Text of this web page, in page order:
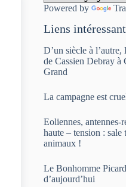
Powered by
Liens
D’un siècle à l’autre,
de Cassien Debray
Grand
La campagne est
Eoliennes, antennes-
haute – tension : sale
animaux !
Le Bonhomme
d’aujourd’hui